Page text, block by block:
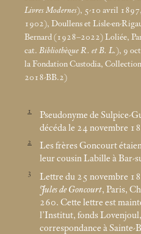
Livres Modernes), 5-10 avril
1902), Doullens et Lisle-en-
Bernard (1928–2022) Loliée,
cat. Bibliothèque R. et B. L.), 9
la Fondation Custodia,
2018-BB.2)
1
Pseudonyme de Sulpice-
décéda le 24 novembre
2
Les frères Goncourt
leur cousin Labille à Bar-
3 Lettre du 25 novembre
Jules de Goncourt, Paris,
260. Cette lettre est
l’Institut, fonds
correspondance à Sainte-